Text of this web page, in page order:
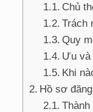
Chủ
Trách
Quy
Ưu và
Khi
Hồ sơ